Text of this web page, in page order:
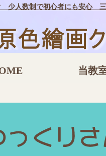
少人数制で初心者にも安心
当教